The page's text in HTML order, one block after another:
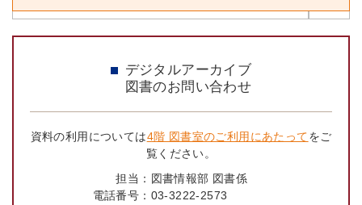
デジタルアーカイブ
図書のお問い合わせ
資料の利用については4階 図書室のご利用にあたってをご
覧ください。
担当： 図書情報部 図書係
電話番号： 03-3222-2573